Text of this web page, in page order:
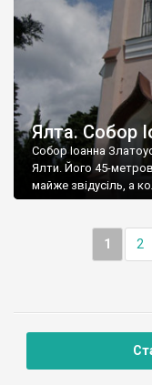
Ялта. Собор
Собор Іоанна
Ялти. Його 45-
майже звідусіль, а
1 2